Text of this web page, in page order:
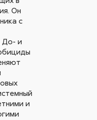
Он
с
До- и
и